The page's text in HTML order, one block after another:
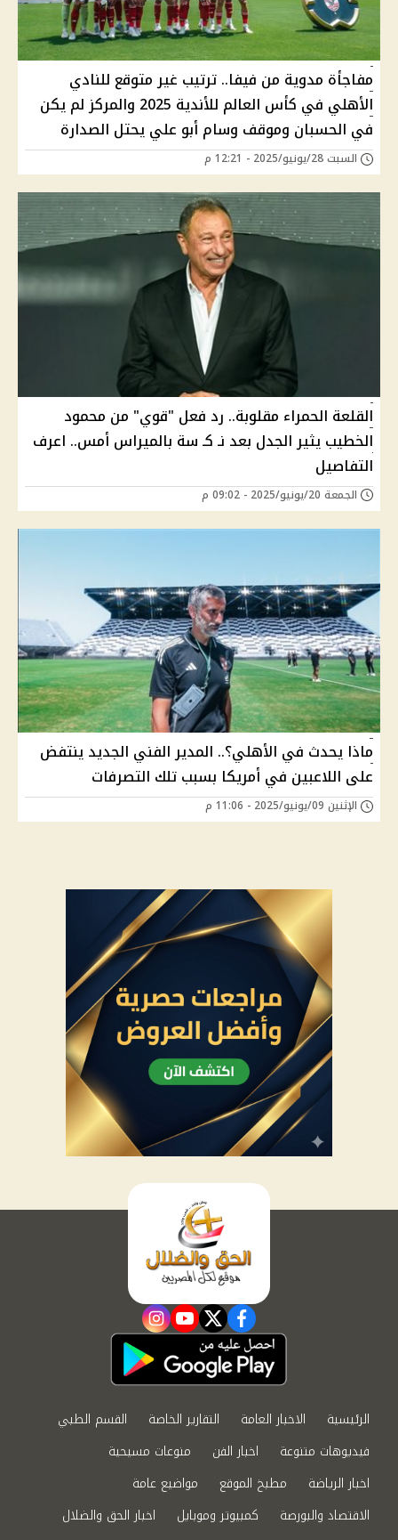
مفاجأة مدوية من فيفا.. ترتيب غير متوقع للنادي
الأهلي في كأس العالم للأندية 2025 والمركز لم يكن
في الحسبان وموقف وسام أبو علي يحتل الصدارة
السبت 28/يونيو/2025 - 12:21 م
القلعة الحمراء مقلوبة.. رد فعل "قوي" من محمود
الخطيب يثير الجدل بعد نـ كـ سة بالميراس أمس.. اعرف
التفاصيل
الجمعة 20/يونيو/2025 - 09:02 م
ماذا يحدث في الأهلي؟.. المدير الفني الجديد ينتفض
على اللاعبين في أمريكا بسبب تلك التصرفات
الإثنين 09/يونيو/2025 - 11:06 م
facebook
twitter
youtube
instagram
الرئيسية الاخبار العامة التقارير الخاصة
القسم الطبي
فيديوهات متنوعة
اخبار الفن
منوعات مسيحية
اخبار الرياضة
مطبخ الموقع
مواضيع عامة
الاقتصاد والبورصة
كمبيوتر وموبايل
اخبار الحق والضلال